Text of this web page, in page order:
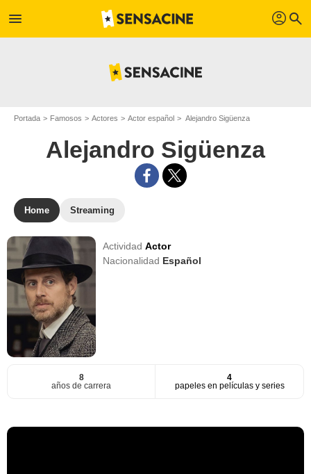
menu profil search
Portada Famosos Actores Actor español Alejandro Sigüenza
Alejandro Sigüenza
Home Streaming
ActividadActor
Nacionalidad Español
8
años de carrera
4
papeles en películas y series